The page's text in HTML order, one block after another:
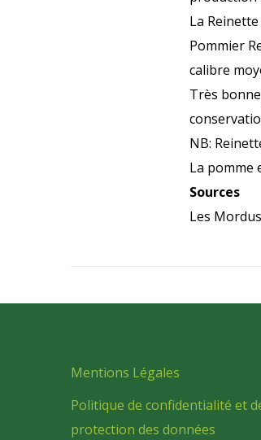
La
Pommier
calibre
Très
NB:
La pomme
Sources
Les
Mentions Légales
Politique de confidentialité et
protection des données